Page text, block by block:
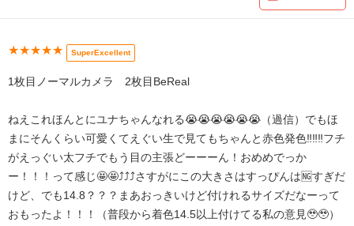
★★★★★ SuperExcellent
1枚目ノーマルカメラ 2枚目BeReal
ねえこれほんとにユナちゃんなれる😭😭😭😭😭😭（過信）でもほ
まにそんくらい可愛くてえぐい生で見てもちゃんと赤色発色‼️‼️‼️フチ
がえっぐい太フチでもう目の主張どーーーん！おめめでっか
ー！！！って感じ🤩🤩⤴️⤴️⤴️さすがにこの大きさはすっぴんは🆖すぎだ
けど、でも14.8？？？まあおっきいけど付けれるサイズだなーって
おもったよ！！！（普段から着色14.5以上付けてる私の意見🥹🥹）